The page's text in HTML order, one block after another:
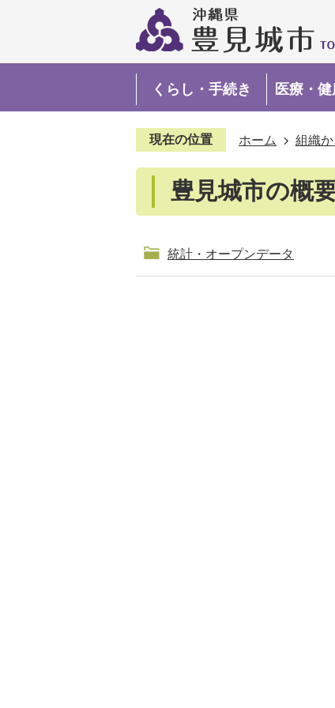
くらし・手続き 医療・
現在の位置 ホーム 組織
豊見城市の概
統計・オープンデータ